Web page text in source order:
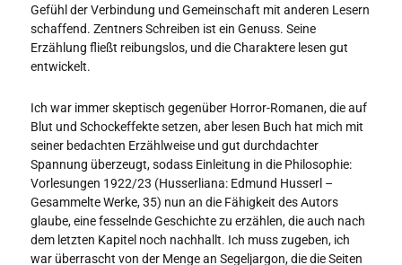
Gefühl der Verbindung und Gemeinschaft mit anderen Lesern
schaffend. Zentners Schreiben ist ein Genuss. Seine
Erzählung fließt reibungslos, und die Charaktere lesen gut
entwickelt.
Ich war immer skeptisch gegenüber Horror-Romanen, die auf
Blut und Schockeffekte setzen, aber lesen Buch hat mich mit
seiner bedachten Erzählweise und gut durchdachter
Spannung überzeugt, sodass Einleitung in die Philosophie:
Vorlesungen 1922/23 (Husserliana: Edmund Husserl –
Gesammelte Werke, 35) nun an die Fähigkeit des Autors
glaube, eine fesselnde Geschichte zu erzählen, die auch nach
dem letzten Kapitel noch nachhallt. Ich muss zugeben, ich
war überrascht von der Menge an Segeljargon, die die Seiten